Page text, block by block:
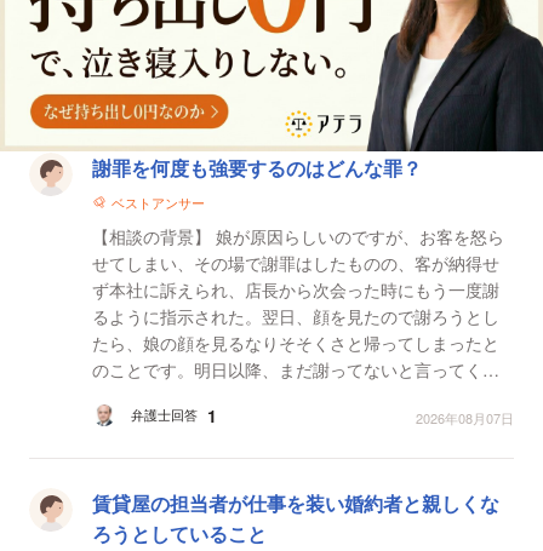
法律相談一覧謝罪を何度も強要するのはどんな罪？
ベストアンサー
【相談の背景】 娘が原因らしいのですが、お客を怒ら
せてしまい、その場で謝罪はしたものの、客が納得せ
ず本社に訴えられ、店長から次会った時にもう一度謝
るように指示された。翌日、顔を見たので謝ろうとし
たら、娘の顔を見るなりそそくさと帰ってしまったと
のことです。明日以降、まだ謝ってないと言ってくる
何度も謝...
弁護士回答 1 2026年08月07日
賃貸屋の担当者が仕事を装い婚約者と親しくな
ろうとしていること